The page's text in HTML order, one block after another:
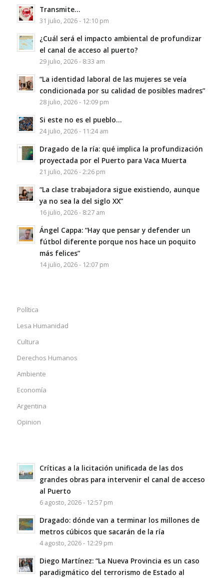
Transmite…
31 julio, 2026 - 12:10 pm
¿Cuál será el impacto ambiental de profundizar
el canal de acceso al puerto?
29 julio, 2026 - 8:33 am
“La identidad laboral de las mujeres se veía
condicionada por su calidad de posibles madres”
28 julio, 2026 - 12:09 pm
Si este no es el pueblo…
24 julio, 2026 - 11:24 am
Dragado de la ría: qué implica la profundización
proyectada por el Puerto para Vaca Muerta
21 julio, 2026 - 2:26 pm
“La clase trabajadora sigue existiendo, aunque
ya no sea la del siglo XX”
16 julio, 2026 - 8:27 am
Ángel Cappa: “Hay que pensar y defender un
fútbol diferente porque nos hace un poquito
más felices”
14 julio, 2026 - 12:07 pm
Política
Lesa Humanidad
Cultura
Derechos Humanos
Ambiente
Economía
Argentina
Opinion
Críticas a la licitación unificada de las dos
grandes obras para intervenir el canal de acceso
al Puerto
6 agosto, 2026 - 12:57 pm
Dragado: dónde van a terminar los millones de
metros cúbicos que sacarán de la ría
4 agosto, 2026 - 12:29 pm
Diego Martínez: “La Nueva Provincia es un caso
paradigmático del terrorismo de Estado al